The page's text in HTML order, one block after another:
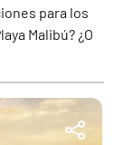
para los
Malibú? ¿O